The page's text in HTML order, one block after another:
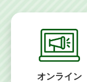
オンライン